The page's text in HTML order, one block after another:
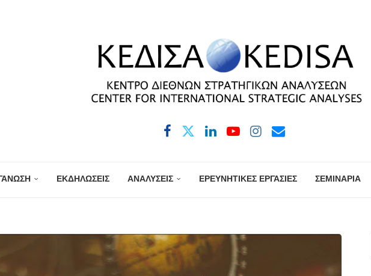
ΕΚΔΗΛΩΣΕΙΣ ΑΝΑΛΥΣΕΙΣ ΕΡΕΥΝΗΤΙΚΕΣ ΕΡΓΑΣΙΕΣ ΣΕΜΙΝΑΡΙΑ